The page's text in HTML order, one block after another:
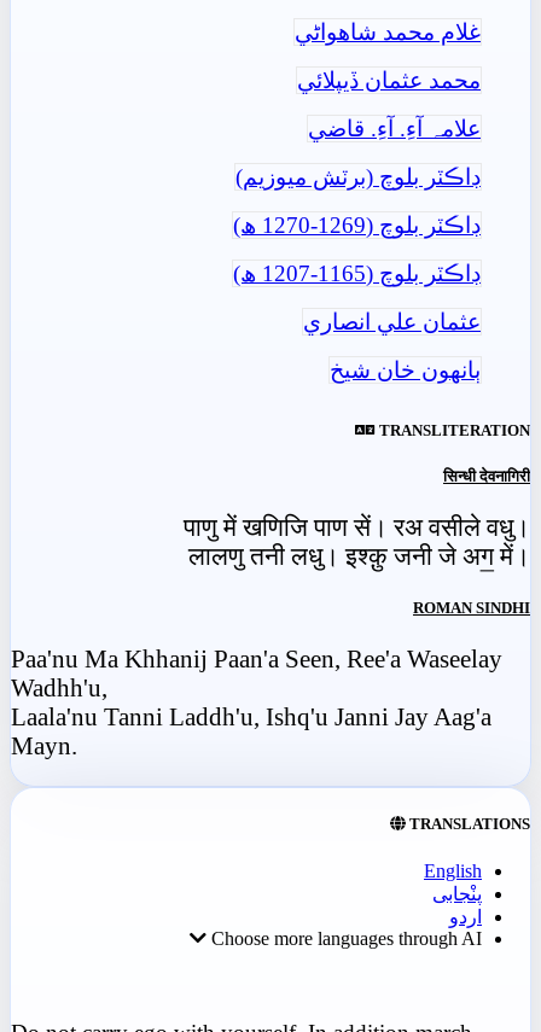
غلام محمد شاھواڻي
محمد عثمان ڏيپلائي
علامہ آءِ. آءِ. قاضي
ڊاڪٽر بلوچ (برٽش ميوزيم)
ڊاڪٽر بلوچ (1269-1270 ھ)
ڊاڪٽر بلوچ (1165-1207 ھ)
عثمان علي انصاري
ٻانهون خان شيخ
TRANSLITERATION
सिन्धी देवनागिरी
पाणु में खणिजि पाण सें। रअ वसीले वधु।
लालणु तनी लधु। इश्क़ु जनी जे अग॒ में।
ROMAN SINDHI
Paa'nu Ma Khhanij Paan'a Seen, Ree'a Waseelay
Wadhh'u,
Laala'nu Tanni Laddh'u, Ishq'u Janni Jay Aag'a
Mayn.
TRANSLATIONS
English
پنْجابی
اردو
Choose more languages through AI